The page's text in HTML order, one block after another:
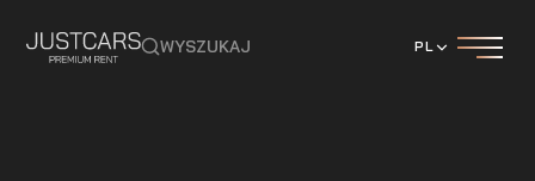
WYSZUKAJ PL